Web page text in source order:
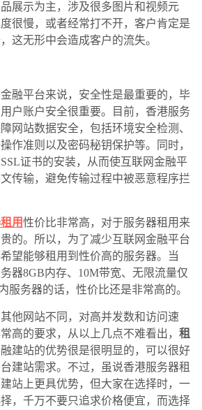
展示为主，涉及很多图片和视频元
很慢，或者经常打不开，客户肯定是
这无形中会造成客户的流失。
融平台来说，安全性是最重要的，毕
户账户安全很重要。目前，香港服务
网站数据安全，包括环境安全检测、
作准则以及密码秘钥保护等。同时，
证书的安装，从而使互联网金融平
传输，避免传输过程中被恶意程序拦
用性价比非常高，对于服务器租用来
的。所以，为了减少互联网金融平台
望能够租用到性价高的服务器。当
器8GB内存、10M带宽、无限流量仅
服务器的话，性价比还是非常高的。
他网站不同，对高并发数和访问速
高的要求，从以上几点不难看出， 租
建站的优势很是很明显的，可以很好
建站需求。不过，虽说香港服务器租
站上更具优势，但大家在选择时，一
，千万不要只追求价格便宜，而选择